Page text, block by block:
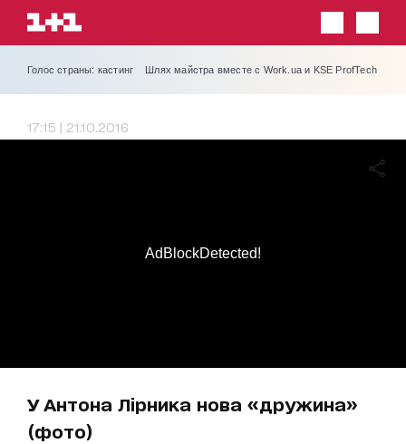
Голос страны: кастинг Шлях майстра вместе с Work.ua и KSE ProfTech
17:15 | 21.10.2016
У Антона Лірника нова «дружина»
(фото)
AdBlockDetected!